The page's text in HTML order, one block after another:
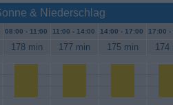
& Niederschlag
08:00 - 11:00 11:00 - 14:00 14:00 - 17:00 17:00 -
178 min 177 min 175 min 174